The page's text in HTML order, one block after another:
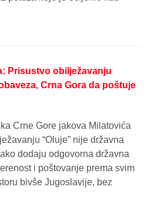
Prisustvo obilježavanju
Crna Gora da poštuje
Crne Gore jakova Milatovića
“Oluje” nije državna
dodaju odgovorna državna
i poštovanje prema svim
bivše Jugoslavije, bez